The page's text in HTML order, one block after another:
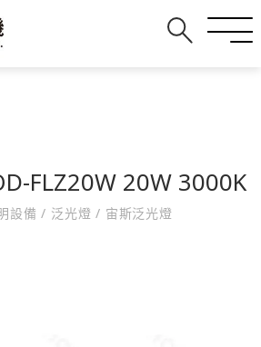
FLZ20W 20W 3000K
設備/ 泛光燈/ 宙斯泛光燈